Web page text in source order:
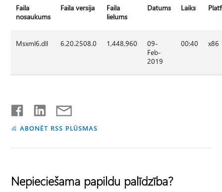
Faila
nosaukums
Faila versija
Faila
lielums
Datums Laiks
Msxml6.dll 6.20.2508.0 1,448,960
09-
Feb-
2019
00:40 x86
ABONĒT RSS PLŪSMAS
Nepieciešama papildu palīdzība?